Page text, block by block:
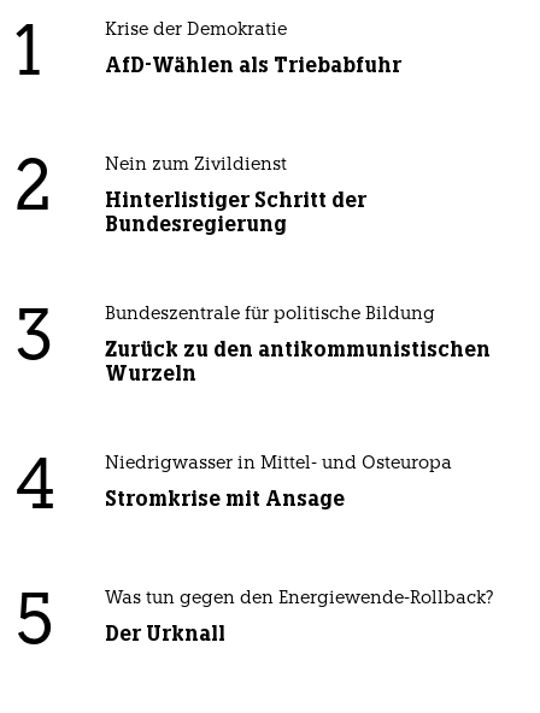
1 Krise der Demokratie
AfD-Wählen als Triebabfuhr
2 Nein zum Zivildienst
Hinterlistiger Schritt der
Bundesregierung
3 Bundeszentrale für politische Bildung
Zurück zu den antikommunistischen
Wurzeln
4 Niedrigwasser in Mittel- und Osteuropa
Stromkrise mit Ansage
5 Was tun gegen den Energiewende-Rollback?
Der Urknall